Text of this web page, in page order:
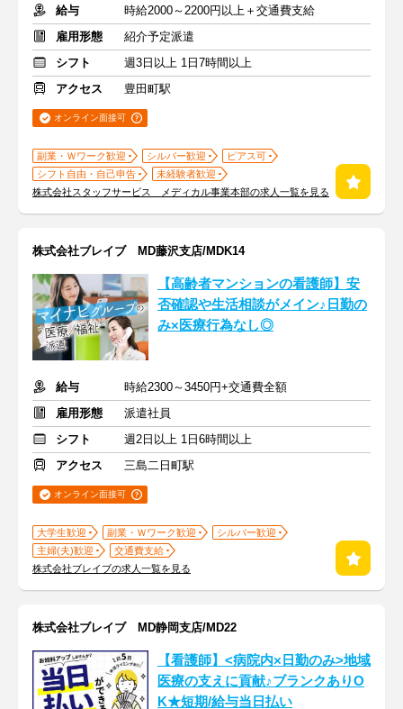
給与
時給2000～2200円以上＋交通費支給
雇用形態
紹介予定派遣
シフト
週3日以上 1日7時間以上
アクセス
豊田町駅
オンライン面接可
副業・Ｗワーク歓迎 シルバー歓迎
ピアス可
シフト自由・自己申告
未経験者歓迎
株式会社スタッフサービス メディカル事業本部の求人一覧を見る
株式会社ブレイブ MD藤沢支店/MDK14
【高齢者マンションの看護師】安
否確認や生活相談がメイン♪日勤の
み×医療行為なし◎
給与
時給2300～3450円+交通費全額
雇用形態
派遣社員
シフト
週2日以上 1日6時間以上
アクセス
三島二日町駅
オンライン面接可
大学生歓迎 副業・Ｗワーク歓迎
シルバー歓迎
主婦(夫)歓迎
交通費支給
株式会社ブレイブの求人一覧を見る
株式会社ブレイブ MD静岡支店/MD22
【看護師】<病院内×日勤のみ>地域
医療の支えに貢献♪ブランクありO
K★短期/給与当日払い